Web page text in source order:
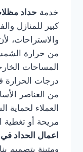
خدمة حداد
كبير للمنازل
والاستراحات،
من حرارة
المساحات
درجات
من العناصر
العملاء
مريحة أو تغطية
اعمال الحداد
ومتينة بتصميم